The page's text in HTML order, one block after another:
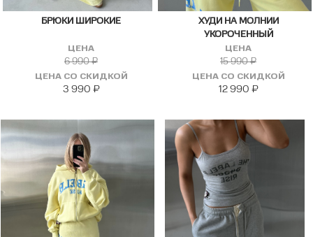
БРЮКИ ШИРОКИЕ
ЦЕНА
6 990₽
ЦЕНА СО СКИДКОЙ
3 990 ₽
ХУДИ НА МОЛНИИ
УКОРОЧЕННЫЙ
ЦЕНА
15 990₽
ЦЕНА СО СКИДКОЙ
12 990 ₽